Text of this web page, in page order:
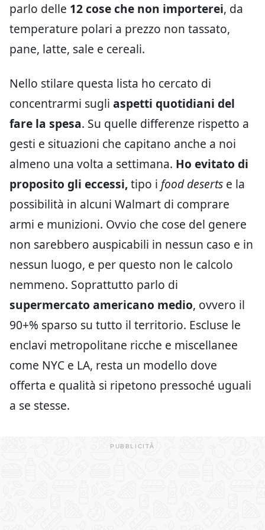
parlo delle 12 cose che non importerei, da
temperature polari a prezzo non tassato,
pane, latte, sale e cereali.
Nello stilare questa lista ho cercato di
concentrarmi sugli aspetti quotidiani del
fare la spesa. Su quelle differenze rispetto a
gesti e situazioni che capitano anche a noi
almeno una volta a settimana. Ho evitato di
proposito gli eccessi,tipo i food deserts e la
possibilità in alcuni Walmart di comprare
armi e munizioni. Ovvio che cose del genere
non sarebbero auspicabili in nessun caso e in
nessun luogo, e per questo non le calcolo
nemmeno. Soprattutto parlo di
supermercato americano medio, ovvero il
90+% sparso su tutto il territorio. Escluse le
enclavi metropolitane ricche e miscellanee
come NYC e LA, resta un modello dove
offerta e qualità si ripetono pressoché uguali
a se stesse.